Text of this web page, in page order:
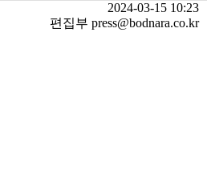
2024-03-15 10:23
편집부 press@bodnara.co.kr